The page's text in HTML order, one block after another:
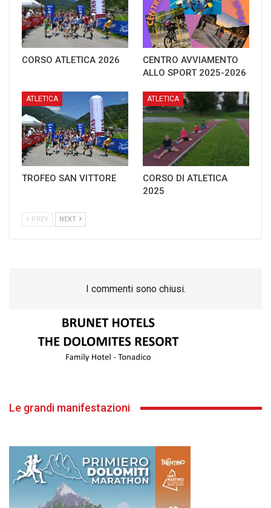
CORSO ATLETICA 2026
CENTRO AVVIAMENTO
ALLO SPORT 2025-2026
ATLETICA
TROFEO SAN VITTORE
ATLETICA
CORSO DI ATLETICA
2025
PREV NEXT
I commenti sono chiusi.
Le grandi manifestazioni